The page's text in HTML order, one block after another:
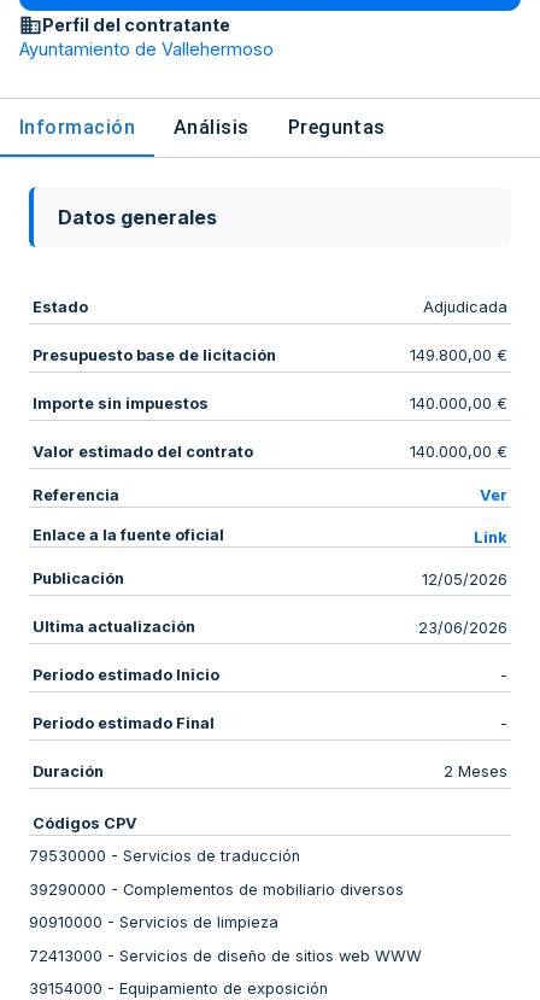
Perfil del contratante
Ayuntamiento de Vallehermoso
Información Análisis Preguntas
Datos generales
Estado Adjudicada
Presupuesto base de licitación 149.800,00 €
Importe sin impuestos 140.000,00 €
Valor estimado del contrato 140.000,00 €
Referencia Ver
Enlace a la fuente oficial Link
Publicación 12/05/2026
Ultima actualización 23/06/2026
Periodo estimado Inicio -
Periodo estimado Final -
Duración 2 Meses
Códigos CPV
79530000 - Servicios de traducción
39290000 - Complementos de mobiliario diversos
90910000 - Servicios de limpieza
72413000 - Servicios de diseño de sitios web WWW
39154000 - Equipamiento de exposición